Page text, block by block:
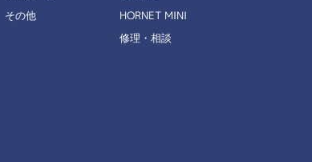
その他
HORNET MINI
修理・相談